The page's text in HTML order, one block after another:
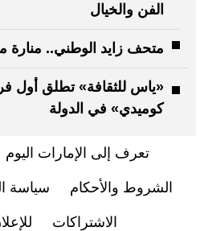
الفن والخيال
متحف زايد الوطني.. منارة
«ياس للثقافة» تطلق أول
كوميدي» في الدولة
تعرف إلى الإمارات اليوم
الشروط والأحكام سياسة
الاشتراكات